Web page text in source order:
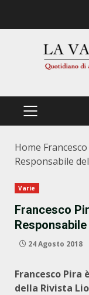
PRIMÄRES
Home
Responsabile
Varie
Francesco
24 Agosto 2018
Francesco Pira
della Rivista